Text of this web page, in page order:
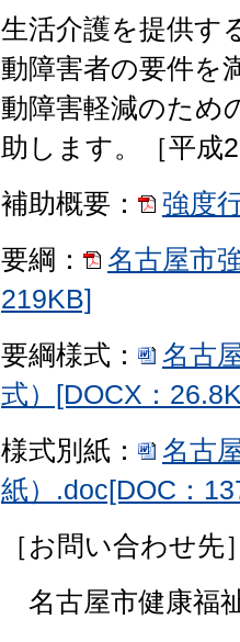
生活介護を提供す
動障害者の要件を
動障害軽減のため
助します。［平成
補助概要：
強度
要綱：
名古屋市
219KB]
要綱様式：
名古
式）[DOCX：
様式別紙：
名古
紙）.doc[DOC：
［お問い合わせ先
名古屋市健康福